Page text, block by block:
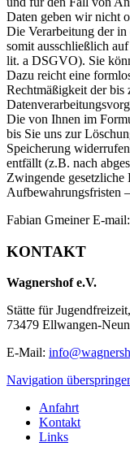
Daten geben wir nicht
Die Verarbeitung der
somit ausschließlich
lit. a DSGVO). Sie
Dazu reicht eine
Rechtmäßigkeit der bis
Die von Ihnen im
bis Sie uns zur
Speicherung
entfällt (z.B. nach
Zwingende gesetzliche
Aufbewahrungsfristen
Fabian Gmeiner E-mail:
KONTAKT
Wagnershof e.V.
Stätte für
73479 Ellwangen-
E-Mail:
Navigation
Anfahrt
Kontakt
Links